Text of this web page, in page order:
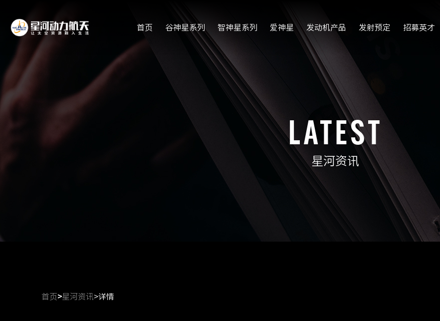
LATEST
星河资讯
首页 谷神星系列 智神星系列 爱神星 发动机产品 发射预定 招募英才
首页>星河资讯 >详情